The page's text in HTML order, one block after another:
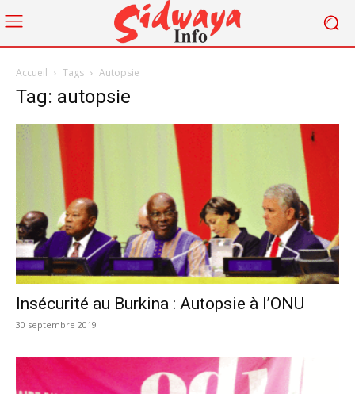
Accueil Tags Autopsie
Tag: autopsie
Insécurité au Burkina : Autopsie à l’ONU
30 septembre 2019